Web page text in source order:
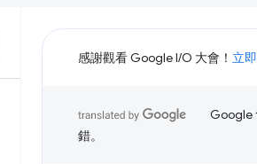
感謝觀看 Google I/O 大會！ 立
Google
錯。